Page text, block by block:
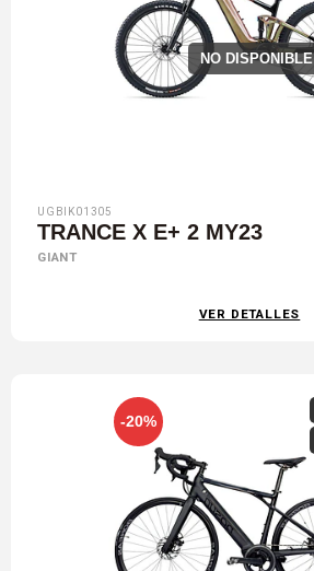
NO DISPONIBLE
UGBIK01305
TRANCE X E+ 2 MY23
GIANT
VER DETALLES
-20%